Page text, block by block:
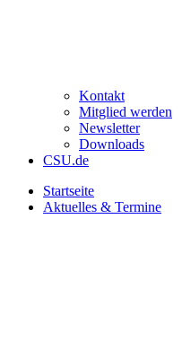
Kontakt
Mitglied werden
Newsletter
Downloads
CSU.de
Startseite
Aktuelles & Termine